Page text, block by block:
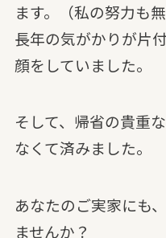
ます。（私の努力も
長年の気がかりが片
顔をしていました。
そして、帰省の貴重
なくて済みました。
あなたのご実家にも
ませんか？